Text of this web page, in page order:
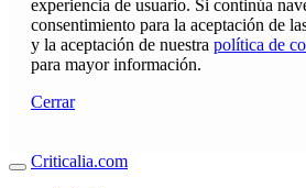
experiencia de usuario. Si continúa
consentimiento para la aceptación de
y la aceptación de nuestra política de
para mayor información.
Cerrar
Criticalia.com